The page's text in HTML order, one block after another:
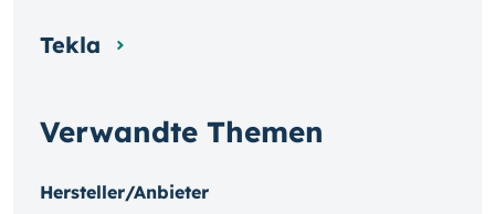
Verwandte Themen
Hersteller/Anbieter
Tekla